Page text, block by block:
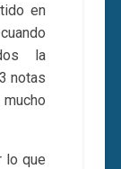
en
la
notas
lo que